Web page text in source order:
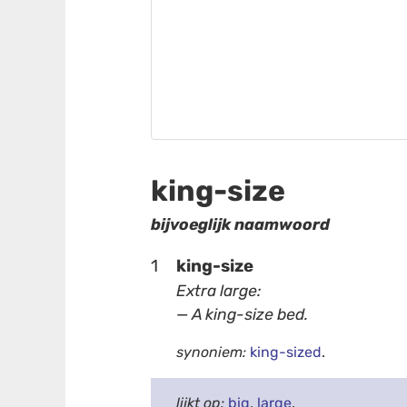
king-size
bijvoeglijk naamwoord
1 king-size
Extra large:
— A king-size bed.
synoniem: king-sized.
lijkt op: big, large.